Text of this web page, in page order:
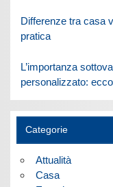
Differenze tra casa
pratica
L’importanza
personalizzato:
Categorie
Attualità
Casa